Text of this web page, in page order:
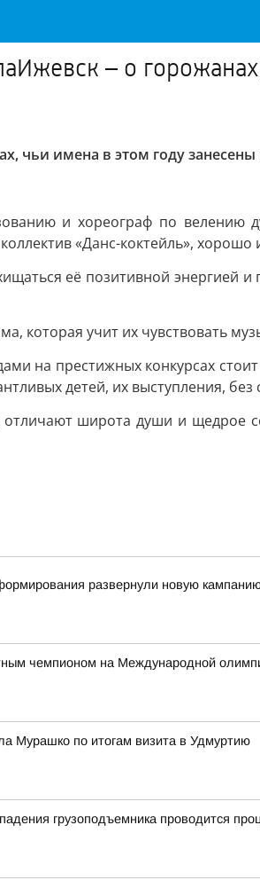
– о
имена в этом году занесены
и хореограф по велению
«Данс-коктейль»,
её позитивной энергией
которая учит их чувствовать
на престижных конкурсах
детей, их выступления,
широта души и щедрое
развернули новую
чемпионом на Международной
Мурашко по итогам визита в Удмуртию
грузоподъемника проводится